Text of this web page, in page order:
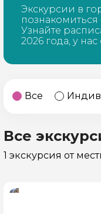
Экскурсии в
Узнайте
2026 года, у
Все
Все
1 экскурсия от